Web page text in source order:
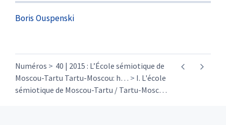
BorisOuspenski
Numéros
40 | 2015 : L’École sémiotique de
Moscou-Tartu Tartu-Moscou: h…
I. L'école
sémiotique de Moscou-Tartu / Tartu-Mosc…